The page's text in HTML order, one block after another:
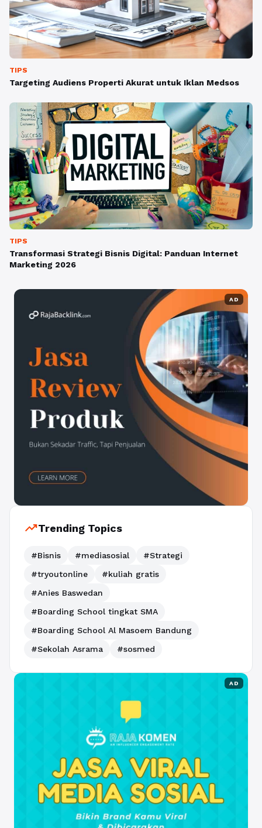
TIPS
Targeting Audiens Properti Akurat untuk Iklan Medsos
TIPS
Transformasi Strategi Bisnis Digital: Panduan Internet
Marketing 2026
AD
trending_upTrending Topics
#Bisnis #mediasosial
#Strategi
#tryoutonline
#kuliah gratis
#Anies Baswedan
#Boarding School tingkat SMA
#Boarding School Al Masoem Bandung
#Sekolah Asrama
#sosmed
AD